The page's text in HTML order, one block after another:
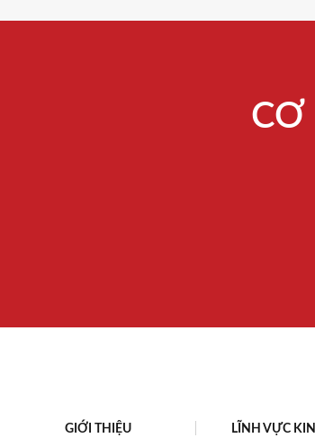
CƠ
GIỚI THIỆU LĨNH VỰC